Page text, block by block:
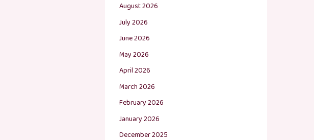
August 2026
July 2026
June 2026
May 2026
April 2026
March 2026
February 2026
January 2026
December 2025